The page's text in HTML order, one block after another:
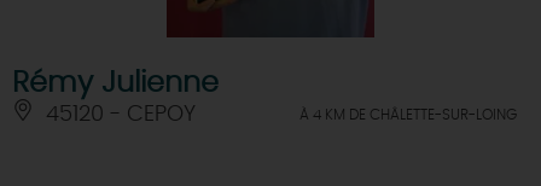
Rémy Julienne
45120 - CEPOY À 4 KM DE CHÂLETTE-SUR-LOING